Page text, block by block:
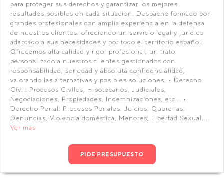
para proteger sus derechos y garantizar los mejores
resultados posibles en cada situación. Despacho formado por
grandes profesionales con amplia experiencia en la defensa
de nuestros clientes, ofreciendo un servicio legal y jurídico
adaptado a sus necesidades y por todo el territorio español.
Ofrecemos alta calidad y rigor profesional, un trato
personalizado a nuestros clientes gestionados con
responsabilidad, seriedad y absoluta confidencialidad,
valorando las alternativas y posibles soluciones. • Derecho
Civil: Procesos Civiles, Hipotecarios, Judiciales,
Negociaciones, Propiedades, Indemnizaciones, etc... •
Derecho Penal: Procesos Penales, Juicios, Querellas,
Denuncias, Violencia doméstica, Menores, Libertad Sexual,...
Ver más
PIDE PRESUPUESTO